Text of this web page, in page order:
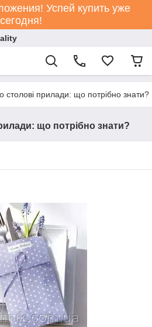
Успей купить уже
сегодня!
столові прилади: що потрібно знати?
що потрібно знати?